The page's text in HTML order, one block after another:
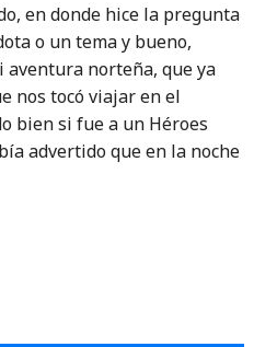
en donde hice la pregunta
o un tema y bueno,
aventura norteña, que ya
nos tocó viajar en el
bien si fue a un Héroes
advertido que en la noche